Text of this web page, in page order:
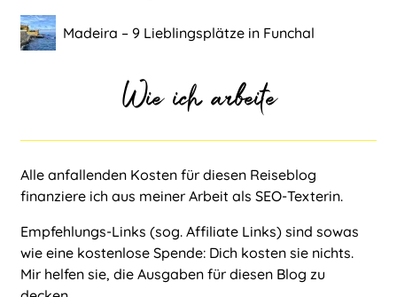
Madeira ‒ 9 Lieblingsplätze in Funchal
Wie ich arbeite
Alle anfallenden Kosten für diesen Reiseblog
finanziere ich aus meiner Arbeit als SEO-Texterin.
Empfehlungs-Links (sog. Affiliate Links) sind sowas
wie eine kostenlose Spende: Dich kosten sie nichts.
Mir helfen sie, die Ausgaben für diesen Blog zu